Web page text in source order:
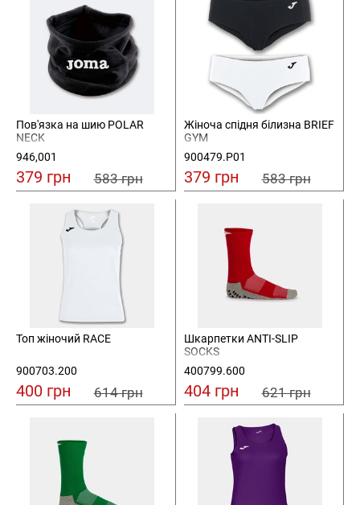
Пов'язка на шию POLAR
NECK
946,001
379 грн 583 грн
Жіноча спідня білизна BRIEF
GYM
900479.P01
379 грн 583 грн
Топ жіночий RACE
900703.200
400 грн 614 грн
Шкарпетки ANTI-SLIP
SOCKS
400799.600
404 грн 621 грн